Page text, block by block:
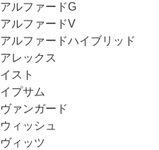
アルファードG
アルファードV
アルファードハイブリッド
アレックス
イスト
イプサム
ヴァンガード
ウィッシュ
ヴィッツ